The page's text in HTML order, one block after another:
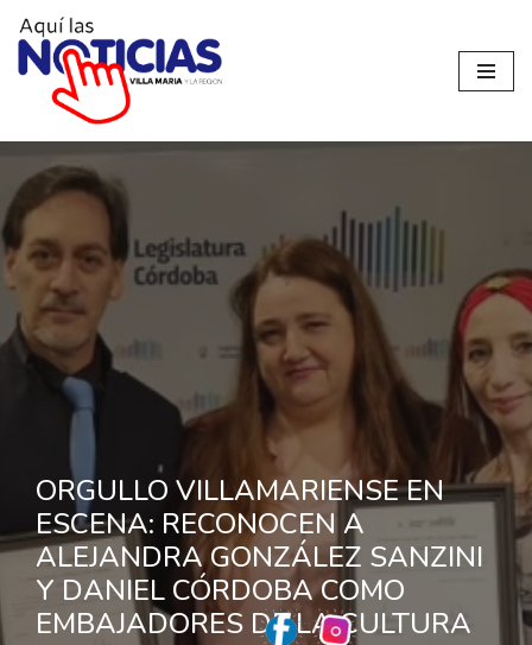
contenido
ORGULLO VILLAMARIENSE EN
ESCENA: RECONOCEN A
ALEJANDRA GONZÁLEZ SANZINI
Y DANIEL CÓRDOBA COMO
EMBAJADORES DE LA CULTURA